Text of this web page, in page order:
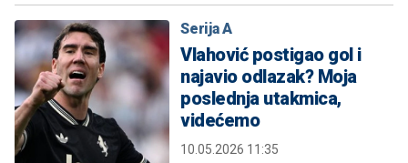
Serija A
Vlahović postigao gol i
najavio odlazak? Moja
poslednja utakmica,
videćemo
10.05.2026 11:35